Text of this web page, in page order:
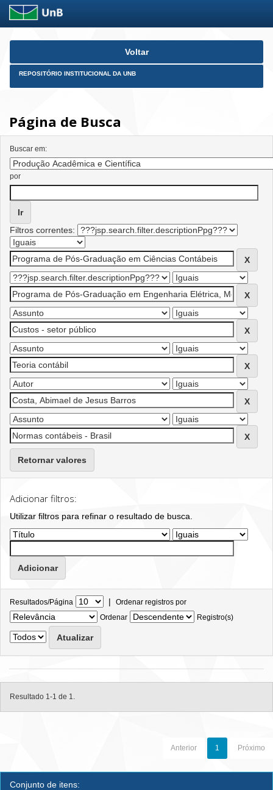
Skip
Voltar
REPOSITÓRIO INSTITUCIONAL DA UNB
Página de Busca
Buscar em:
por
Filtros correntes:
Retornar valores
Adicionar filtros:
Utilizar filtros para refinar o resultado de busca.
Resultados/Página | Ordenar registros por
Ordenar
Registro(s)
Resultado 1-1 de 1.
Anterior 1 Próximo
Conjunto de itens: